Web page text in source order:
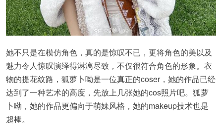
她不只是在模仿角色，真的是惊叹不已，更将角色的美以及
魅力令人惊叹演绎得淋漓尽致，不仅很符合角色的形象。衣
物的提花纹路，狐萝卜呦是一位真正的coser，她的作品已经
达到了一种艺术的高度，先放上几张她的cos照片吧。狐萝
卜呦，她的作品更偏向于萌妹风格，她的makeup技术也是
超棒。